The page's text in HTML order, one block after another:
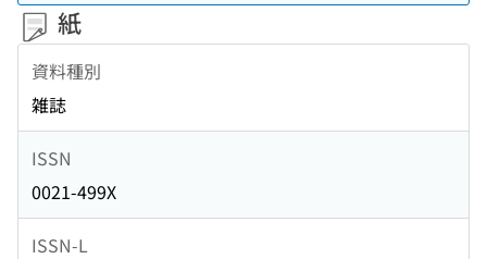
紙
資料種別
雑誌
ISSN
0021-499X
ISSN-L